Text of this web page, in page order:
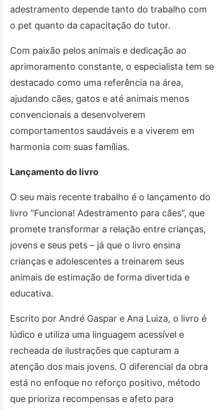
adestramento depende tanto do trabalho com
o pet quanto da capacitação do tutor.
Com paixão pelos animais e dedicação ao
aprimoramento constante, o especialista tem se
destacado como uma referência na área,
ajudando cães, gatos e até animais menos
convencionais a desenvolverem
comportamentos saudáveis e a viverem em
harmonia com suas famílias.
Lançamento do livro
O seu mais recente trabalho é o lançamento do
livro “Funciona! Adestramento para cães”, que
promete transformar a relação entre crianças,
jovens e seus pets – já que o livro ensina
crianças e adolescentes a treinarem seus
animais de estimação de forma divertida e
educativa.
Escrito por André Gaspar e Ana Luiza, o livro é
lúdico e utiliza uma linguagem acessível e
recheada de ilustrações que capturam a
atenção dos mais jovens. O diferencial da obra
está no enfoque no reforço positivo, método
que prioriza recompensas e afeto para